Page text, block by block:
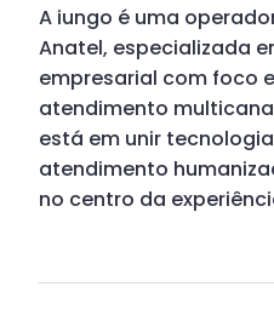
A iungo é uma
Anatel, especializada
empresarial com foco
atendimento
está em unir
atendimento
no centro da